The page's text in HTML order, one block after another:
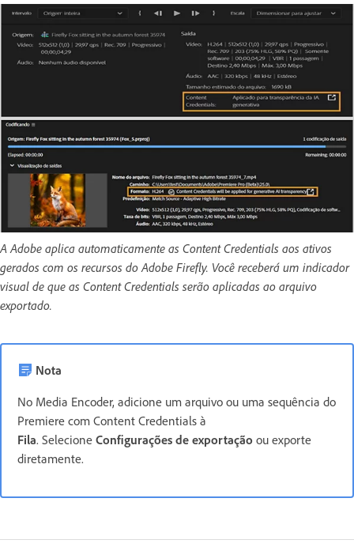
A Adobe aplica automaticamente as Content Credentials aos ativos
gerados com os recursos do Adobe Firefly. Você receberá um indicador
visual de que as Content Credentials serão aplicadas ao arquivo
exportado.
Nota
No Media Encoder, adicione um arquivo ou uma sequência do
Premiere com Content Credentials à
Fila. Selecione Configurações de exportação ou exporte
diretamente.